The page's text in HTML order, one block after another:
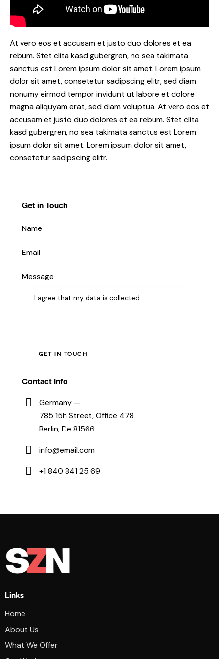
At vero eos et accusam et justo duo dolores et ea
rebum. Stet clita kasd gubergren, no sea takimata
sanctus est Lorem ipsum dolor sit amet. Lorem ipsum
dolor sit amet, consetetur sadipscing elitr, sed diam
nonumy eirmod tempor invidunt ut labore et dolore
magna aliquyam erat, sed diam voluptua. At vero eos et
accusam et justo duo dolores et ea rebum. Stet clita
kasd gubergren, no sea takimata sanctus est Lorem
ipsum dolor sit amet. Lorem ipsum dolor sit amet,
consetetur sadipscing elitr.
Get in Touch
I agree that my data iscollected
Contact Info
Germany —
785 15h Street, Office 478
Berlin, De 81566
info@email.com
+1 840 841 25 69
Links
Home
About Us
What We Offer